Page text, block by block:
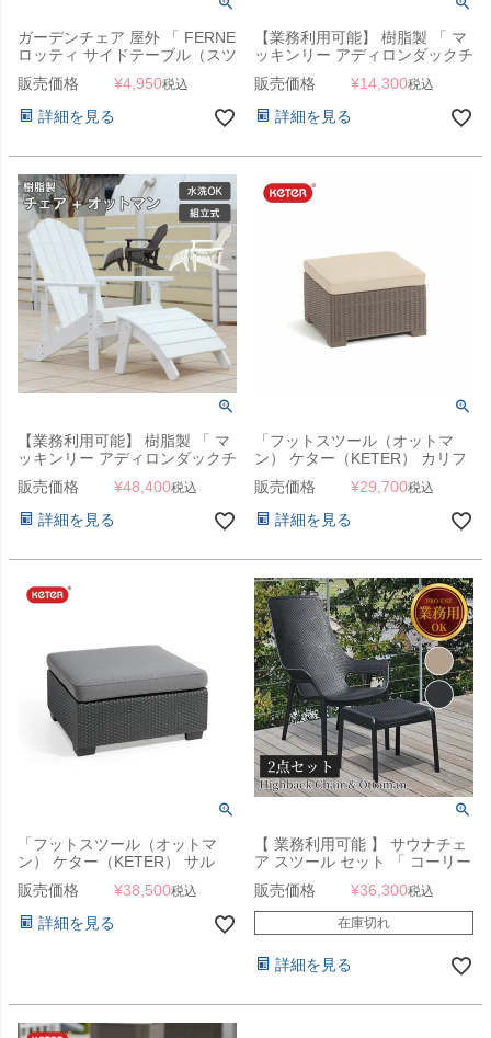
ガーデンチェア 屋外 「 FERNE
ロッティ サイドテーブル（スツ
ール） KOL-FX13 」
販売価格 ¥4,950税込
詳細を見る
【業務利用可能】 樹脂製 「 マ
ッキンリー アディロンダックチ
ェア用 オットマン 1台 」 折り
たたみ可
販売価格 ¥14,300税込
詳細を見る
【業務利用可能】 樹脂製 「 マ
ッキンリー アディロンダックチ
ェア + オットマン セット 」
販売価格 ¥48,400税込
詳細を見る
「フットスツール（オットマ
ン） ケター（KETER） カリフ
ォルニア（California Footstool
154374）」
販売価格 ¥29,700税込
詳細を見る
「フットスツール（オットマ
ン） ケター（KETER） サル
タ・サッポロ（Salta/Sapporo
FOOT STOOL 145648）」ロー
スタイル ラタン調
販売価格 ¥38,500税込
詳細を見る
【 業務利用可能 】 サウナチェ
ア スツール セット 「 コーリー
ハイバックチェア + オットマン
2点セット 9611+9613（ CORY
Highback Chair & Ottoman
）」 業務用
販売価格 ¥36,300税込
在庫切れ
詳細を見る